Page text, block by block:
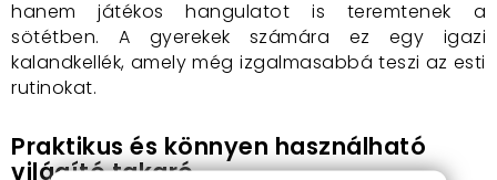
hanem játékos hangulatot is teremtenek a
sötétben. A gyerekek számára ez egy igazi
kalandkellék, amely még izgalmasabbá teszi az esti
rutinokat.
Praktikus és könnyen használható
világító takaró